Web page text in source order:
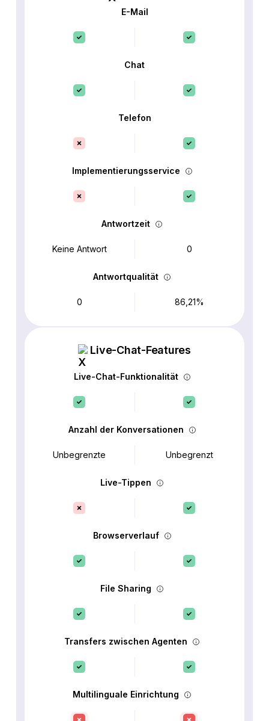
E-Mail
Chat
Telefon
Implementierungsservice
Antwortzeit
Keine Antwort 0
Antwortqualität
0 86,21%
Live-Chat-Features
Live-Chat-Funktionalität
Anzahl der Konversationen
Unbegrenzte Unbegrenzt
Live-Tippen
Browserverlauf
File Sharing
Transfers zwischen Agenten
Multilinguale Einrichtung